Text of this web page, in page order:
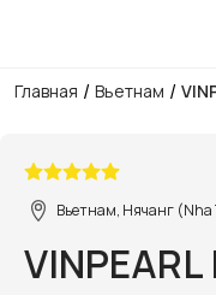
Главная / Вьетнам /
Вьетнам, Нячанг (Nha
VINPEARL